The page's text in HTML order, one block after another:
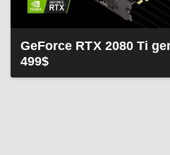
GeForce RTX 2080 Ti
499$